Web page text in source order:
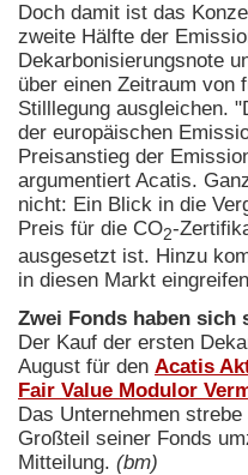
Doch damit ist das
zweite Hälfte der
Dekarbonisierungsnote
über einen Zeitraum von
Stilllegung ausgleichen.
der europäischen
Preisanstieg der
argumentiert Acatis.
nicht: Ein Blick in die
Preis für die CO2-
ausgesetzt ist. Hinzu
in diesen Markt
Zwei Fonds haben sich
Der Kauf der ersten
August für den Acatis
Fair Value Modulor
Das Unternehmen
Großteil seiner Fonds
Mitteilung. (bm)